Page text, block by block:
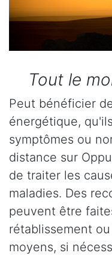
Tout le
Peut bénéficier
énergétique,
symptômes ou
distance sur
de traiter les
maladies. Des
peuvent être
rétablissement
moyens, si